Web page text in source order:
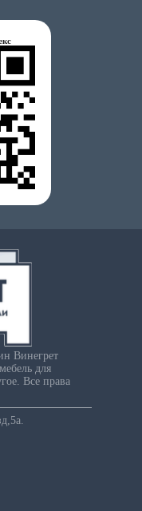
Винегрет
для
Все права